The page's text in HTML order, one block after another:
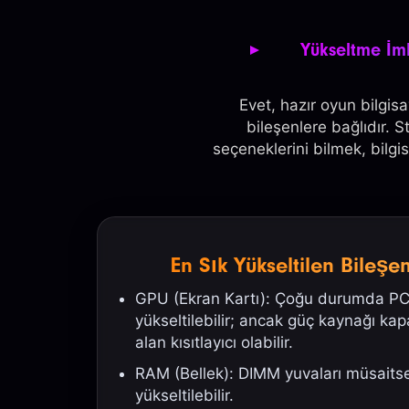
Yükseltme
Evet, hazır oyun
bileşenlere bağlıdır.
seçeneklerini bilmek,
En Sık Yükseltilen
GPU (Ekran Kartı): Çoğu durumda
yükseltilebilir; ancak güç kaynağı
alan kısıtlayıcı olabilir.
RAM (Bellek): DIMM yuvaları
yükseltilebilir.